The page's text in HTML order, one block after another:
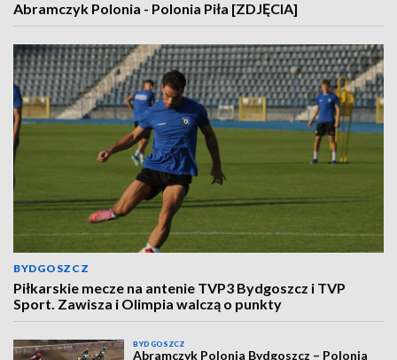
Abramczyk Polonia - Polonia Piła [ZDJĘCIA]
BYDGOSZCZ
Piłkarskie mecze na antenie TVP3 Bydgoszcz i TVP
Sport. Zawisza i Olimpia walczą o punkty
BYDGOSZCZ
Abramczyk Polonia Bydgoszcz – Polonia